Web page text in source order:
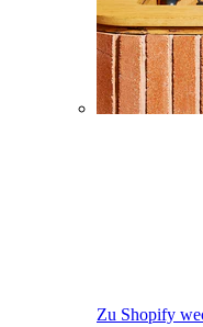
Zu Shopify